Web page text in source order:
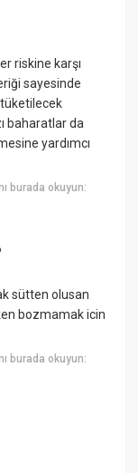
riskine karşı
sayesinde
tüketilecek
baharatlar da
yardımcı
burada okuyun:
sütten olusan
bozmamak icin
burada okuyun: